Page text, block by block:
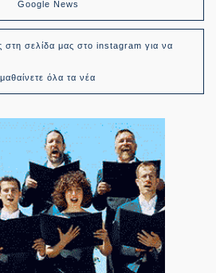
Google News
στη σελίδα μας στο instagram για να
μαθαίνετε όλα τα νέα